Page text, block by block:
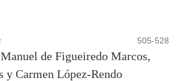
505-528
de Figueiredo Marcos,
y Carmen López-Rendo